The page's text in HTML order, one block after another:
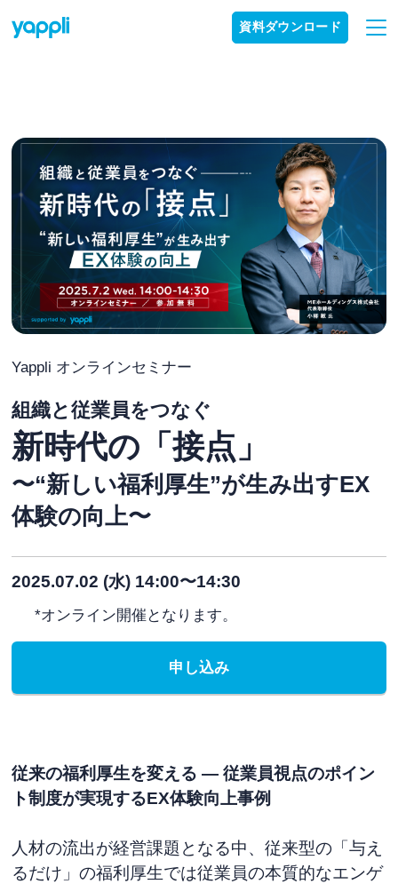
資料ダウンロード
Yappli オンラインセミナー
組織と従業員をつなぐ
新時代の「接点」
〜“新しい福利厚生”が生み出すEX
体験の向上〜
2025.07.02 (水) 14:00〜14:30
*オンライン開催となります。
申し込み
従来の福利厚生を変える ― 従業員視点のポイン
ト制度が実現するEX体験向上事例
人材の流出が経営課題となる中、従来型の「与え
るだけ」の福利厚生では従業員の本質的なエンゲ